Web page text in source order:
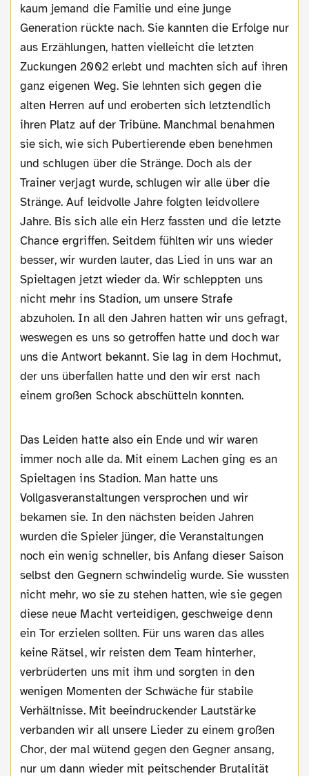
kaum jemand die Familie und eine junge
Generation rückte nach. Sie kannten die Erfolge nur
aus Erzählungen, hatten vielleicht die letzten
Zuckungen 2002 erlebt und machten sich auf ihren
ganz eigenen Weg. Sie lehnten sich gegen die
alten Herren auf und eroberten sich letztendlich
ihren Platz auf der Tribüne. Manchmal benahmen
sie sich, wie sich Pubertierende eben benehmen
und schlugen über die Stränge. Doch als der
Trainer verjagt wurde, schlugen wir alle über die
Stränge. Auf leidvolle Jahre folgten leidvollere
Jahre. Bis sich alle ein Herz fassten und die letzte
Chance ergriffen. Seitdem fühlten wir uns wieder
besser, wir wurden lauter, das Lied in uns war an
Spieltagen jetzt wieder da. Wir schleppten uns
nicht mehr ins Stadion, um unsere Strafe
abzuholen. In all den Jahren hatten wir uns gefragt,
weswegen es uns so getroffen hatte und doch war
uns die Antwort bekannt. Sie lag in dem Hochmut,
der uns überfallen hatte und den wir erst nach
einem großen Schock abschütteln konnten.
Das Leiden hatte also ein Ende und wir waren
immer noch alle da. Mit einem Lachen ging es an
Spieltagen ins Stadion. Man hatte uns
Vollgasveranstaltungen versprochen und wir
bekamen sie. In den nächsten beiden Jahren
wurden die Spieler jünger, die Veranstaltungen
noch ein wenig schneller, bis Anfang dieser Saison
selbst den Gegnern schwindelig wurde. Sie wussten
nicht mehr, wo sie zu stehen hatten, wie sie gegen
diese neue Macht verteidigen, geschweige denn
ein Tor erzielen sollten. Für uns waren das alles
keine Rätsel, wir reisten dem Team hinterher,
verbrüderten uns mit ihm und sorgten in den
wenigen Momenten der Schwäche für stabile
Verhältnisse. Mit beeindruckender Lautstärke
verbanden wir all unsere Lieder zu einem großen
Chor, der mal wütend gegen den Gegner ansang,
nur um dann wieder mit peitschender Brutalität